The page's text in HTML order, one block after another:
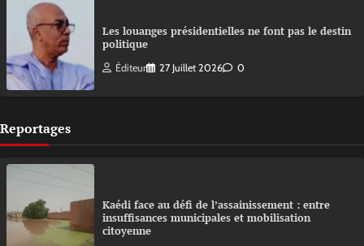
Les louanges présidentielles ne font pas le destin
politique
Éditeur 27 Juillet 2026 0
Reportages
Kaédi face au défi de l’assainissement : entre
insuffisances municipales et mobilisation
citoyenne